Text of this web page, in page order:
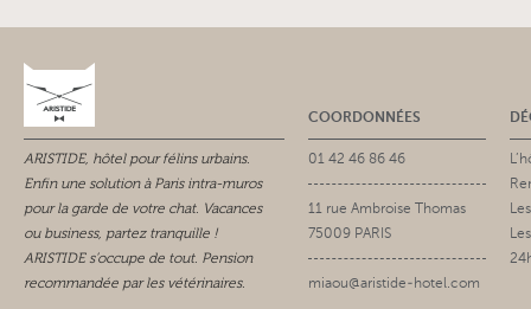
ARISTIDE, hôtel pour félins urbains.
Enfin une solution à Paris intra-muros
pour la garde de votre chat. Vacances
ou business, partez tranquille !
ARISTIDE s’occupe de tout. Pension
recommandée par les vétérinaires.
COORDONNÉES
01 42 46 86 46
11 rue Ambroise Thomas
75009 PARIS
miaou@aristide-hotel.com